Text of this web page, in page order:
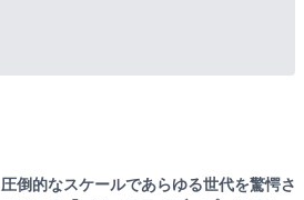
圧倒的なスケールであらゆる世代を驚愕さ